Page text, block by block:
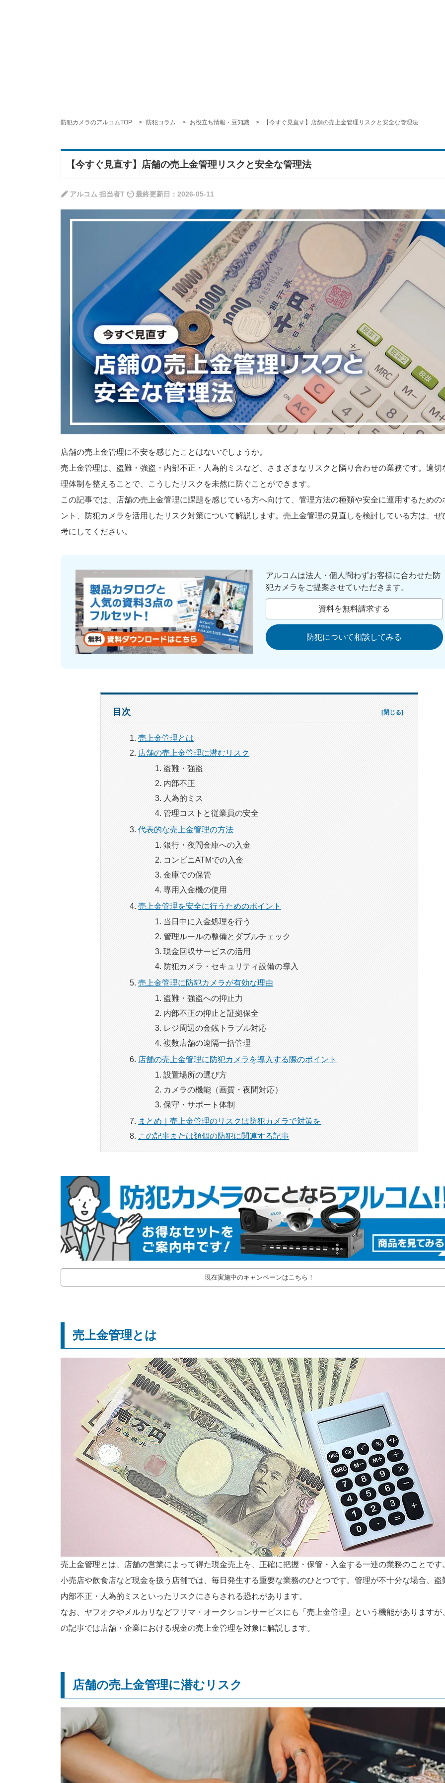
防犯カメラのアルコムTOP 防犯コラム お役立ち情報・豆知識 【今すぐ見直す】店舗の売上金管理リスクと安全な管理法
【今すぐ見直す】店舗の売上金管理リスクと安全な管理法
アルコム 担当者T 最終更新日：2026-05-11
店舗の売上金管理に不安を感じたことはないでしょうか。
売上金管理は、盗難・強盗・内部不正・人為的ミスなど、さまざまなリスクと隣り合わせの業務です。適切
理体制を整えることで、こうしたリスクを未然に防ぐことができます。
この記事では、店舗の売上金管理に課題を感じている方へ向けて、管理方法の種類や安全に運用するための
ント、防犯カメラを活用したリスク対策について解説します。売上金管理の見直しを検討している方は、ぜ
考にしてください。
アルコムは法人・個人問わずお客様に合わせた防
犯カメラをご提案させていただきます。
資料を無料請求する
防犯について相談してみる
目次
売上金管理とは
店舗の売上金管理に潜むリスク
盗難・強盗
内部不正
人為的ミス
管理コストと従業員の安全
代表的な売上金管理の方法
銀行・夜間金庫への入金
コンビニATMでの入金
金庫での保管
専用入金機の使用
売上金管理を安全に行うためのポイント
当日中に入金処理を行う
管理ルールの整備とダブルチェック
現金回収サービスの活用
防犯カメラ・セキュリティ設備の導入
売上金管理に防犯カメラが有効な理由
盗難・強盗への抑止力
内部不正の抑止と証拠保全
レジ周辺の金銭トラブル対応
複数店舗の遠隔一括管理
店舗の売上金管理に防犯カメラを導入する際のポイント
設置場所の選び方
カメラの機能（画質・夜間対応）
保守・サポート体制
まとめ｜売上金管理のリスクは防犯カメラで対策を
この記事または類似の防犯に関連する記事
現在実施中のキャンペーンはこちら！
売上金管理とは
売上金管理とは、店舗の営業によって得た現金売上を、正確に把握・保管・入金する一連の業務のことです
小売店や飲食店など現金を扱う店舗では、毎日発生する重要な業務のひとつです。管理が不十分な場合、盗
内部不正・人為的ミスといったリスクにさらされる恐れがあります。
なお、ヤフオクやメルカリなどフリマ・オークションサービスにも「売上金管理」という機能がありますが
の記事では店舗・企業における現金の売上金管理を対象に解説します。
店舗の売上金管理に潜むリスク